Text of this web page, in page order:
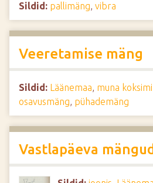
Sildid: pallimäng, vibra
Veeretamise mäng
Sildid: Läänemaa, muna
osavusmäng, pühademäng
Vastlapäeva mängud